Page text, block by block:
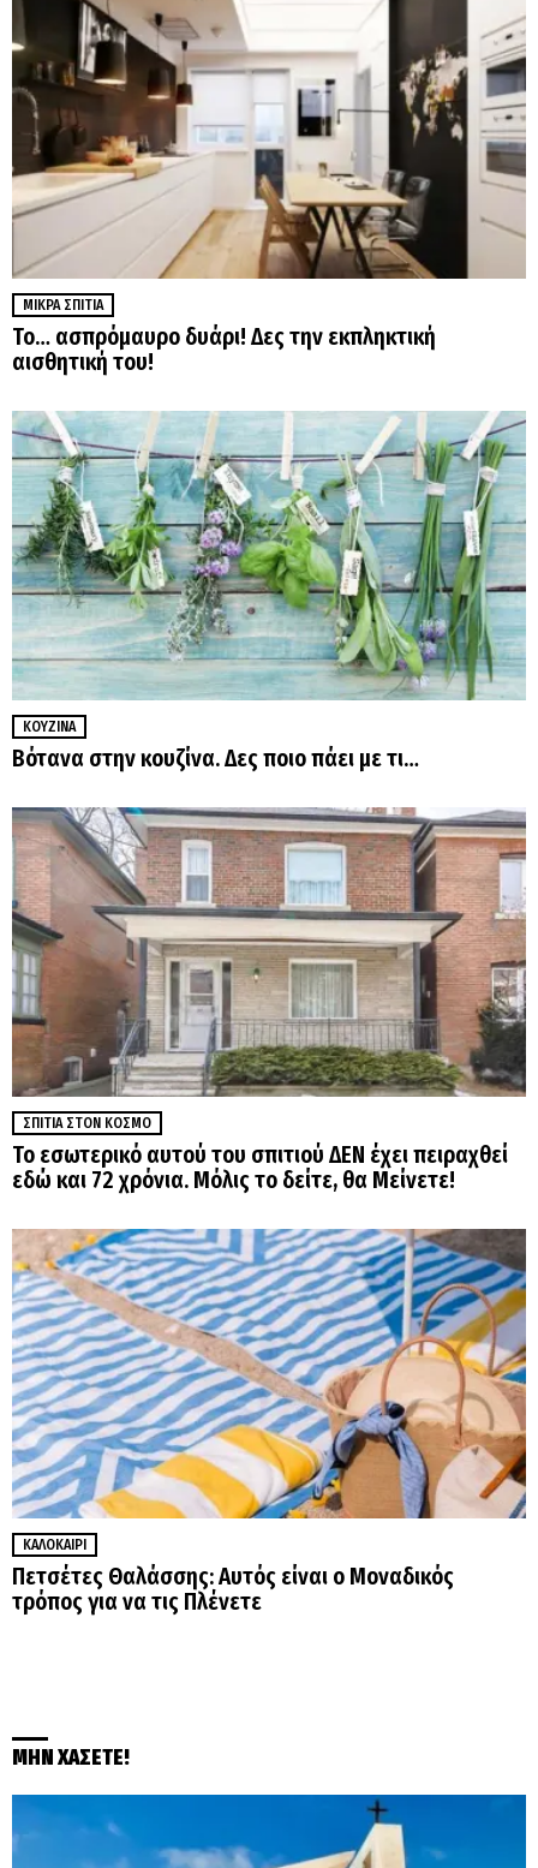
ΜΙΚΡΆ ΣΠΊΤΙΑ
Το… ασπρόμαυρο δυάρι! Δες την εκπληκτική
αισθητική του!
ΚΟΥΖΊΝΑ
Βότανα στην κουζίνα. Δες ποιο πάει με τι…
ΣΠΊΤΙΑ ΣΤΟΝ ΚΌΣΜΟ
Το εσωτερικό αυτού του σπιτιού ΔΕΝ έχει πειραχθεί
εδώ και 72 χρόνια. Μόλις το δείτε, θα Μείνετε!
ΚΑΛΟΚΑΊΡΙ
Πετσέτες Θαλάσσης: Αυτός είναι ο Μοναδικός
τρόπος για να τις Πλένετε
ΜΗΝ ΧΑΣΕΤΕ!